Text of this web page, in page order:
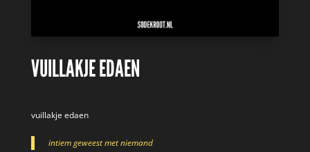
VUILLAKJE EDAEN
vuillakje edaen
intiem geweest met niemand